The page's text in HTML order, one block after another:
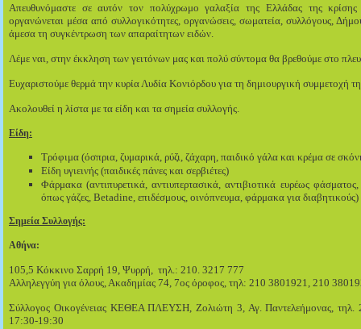
Απευθυνόμαστε σε αυτόν τον πολύχρωμο γαλαξία της Ελλάδας της κρίσης
οργανώνεται μέσα από συλλογικότητες, οργανώσεις, σωματεία, συλλόγους,
άμεσα τη συγκέντρωση των απαραίτητων ειδών.
Λέμε ναι, στην έκκληση των γειτόνων μας και πολύ σύντομα θα βρεθούμε στο
Ευχαριστούμε θερμά την κυρία Λυδία Κονιόρδου για τη δημιουργική συμμετοχή
Ακολουθεί η λίστα με τα είδη και τα σημεία συλλογής.
Είδη:
Τρόφιμα (όσπρια, ζυμαρικά, ρύζι, ζάχαρη, παιδικό γάλα και κρέμα σε
Είδη υγιεινής (παιδικές πάνες και σερβιέτες)
Φάρμακα (αντιπυρετικά, αντιυπερτασικά, αντιβιοτικά ευρέως
όπως γάζες, Betadine, επιδέσμους, οινόπνευμα, φάρμακα για διαβητικούς)
Σημεία Συλλογής:
Αθήνα:
105,5 Κόκκινο Σαρρή 19, Ψυρρή, τηλ.: 210. 3217 777
Αλληλεγγύη για όλους, Ακαδημίας 74, 7ος όροφος, τηλ: 210 3801921, 210
Σύλλογος Οικογένειας ΚΕΘΕΑ ΠΛΕΥΣΗ, Ζολιώτη 3, Αγ. Παντελεήμονας, τηλ.
17:30-19:30